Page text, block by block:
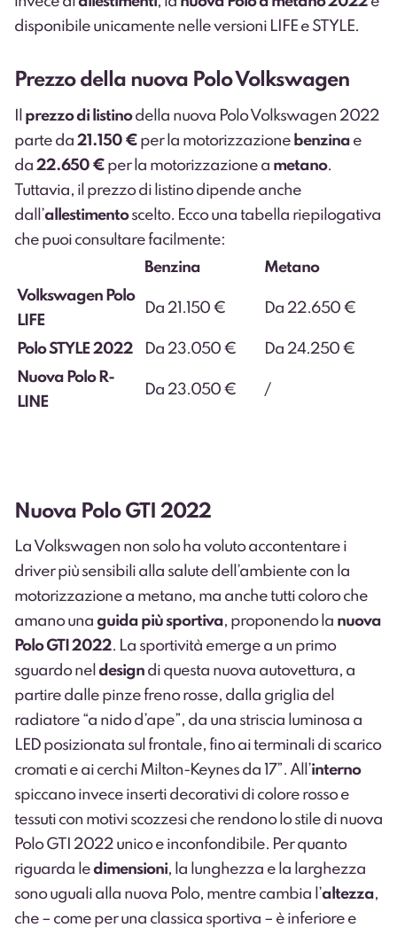
disponibile unicamente nelle versioni LIFE e STYLE.
Prezzo della nuova Polo Volkswagen
prezzo di listinodella nuova Polo Volkswagen 2022
parte da 21.150 € per la motorizzazione benzina e
da 22.650 € per la motorizzazione a metano.
Tuttavia, il prezzo di listino dipende anche
dall’allestimentoscelto. Ecco una tabella riepilogativa
che puoi consultare facilmente:
Benzina
Metano
Volkswagen Polo
LIFE
Da 21.150 € Da 22.650 €
Polo STYLE 2022 Da 23.050 €
Da 24.250 €
Nuova Polo R-
LINE
Da 23.050 € /
Nuova Polo GTI 2022
La Volkswagen non solo ha voluto accontentare i
driver più sensibili alla salute dell’ambiente con la
motorizzazione a metano, ma anche tutti coloro che
amano una guida più sportiva, proponendo la nuova
Polo GTI 2022. La sportività emerge a un primo
sguardo nel design di questa nuova autovettura, a
partire dalle pinze freno rosse, dalla griglia del
radiatore “a nido d’ape”, da una striscia luminosa a
LED posizionata sul frontale, fino ai terminali di scarico
cromati e ai cerchi Milton-Keynes da 17”. All’interno
spiccano invece inserti decorativi di colore rosso e
tessuti con motivi scozzesi che rendono lo stile di nuova
Polo GTI 2022 unico e inconfondibile. Per quanto
riguarda ledimensioni, la lunghezza e la larghezza
sono uguali alla nuova Polo, mentre cambia l’altezza,
che – come per una classica sportiva – è inferiore e